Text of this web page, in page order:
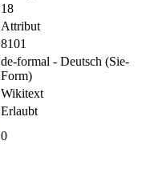
18
Attribut
8101
de-formal - Deutsch (Sie-
Form)‎
Wikitext
Erlaubt
0